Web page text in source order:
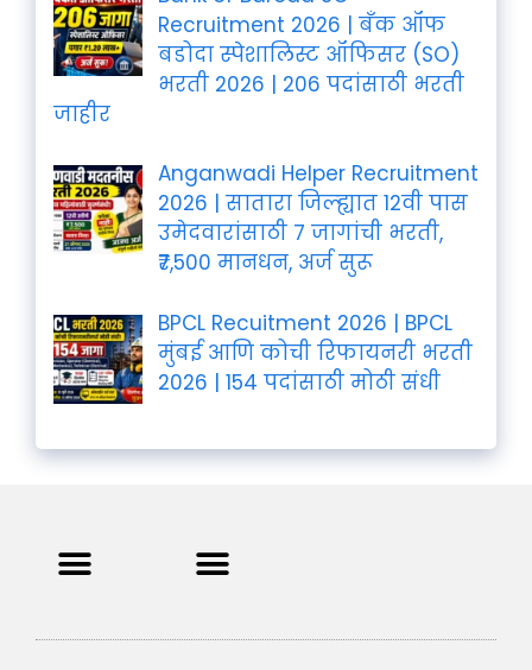
Recruitment 2026 | बँक ऑफ
बडोदा स्पेशालिस्ट ऑफिसर (SO)
भरती 2026 | 206 पदांसाठी भरती
जाहीर
Anganwadi Helper Recruitment
2026 | सातारा जिल्ह्यात 12वी पास
उमेदवारांसाठी 7 जागांची भरती,
₹7,500 मानधन, अर्ज सुरू
BPCL Recuitment 2026 | BPCL
मुंबई आणि कोची रिफायनरी भरती
2026 | 154 पदांसाठी मोठी संधी